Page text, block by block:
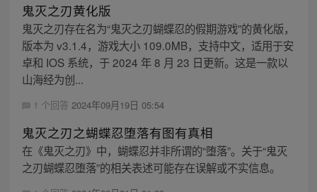
鬼灭之刃黄化版
鬼灭之刃存在名为“鬼灭之刃蝴蝶忍的假期游戏”的黄化版，
版本为 v3.1.4，游戏大小 109.0MB，支持中文，适用于安
卓和 IOS 系统，于 2024 年 8 月 23 日更新。这是一款以
山海经为创...
1 个回答 2024年09月19日 05:54
鬼灭之刃之蝴蝶忍堕落有图有真相
在《鬼灭之刃》中，蝴蝶忍并非所谓的“堕落”。关于“鬼灭
之刃蝴蝶忍堕落”的相关表述可能存在误解或不实信息。